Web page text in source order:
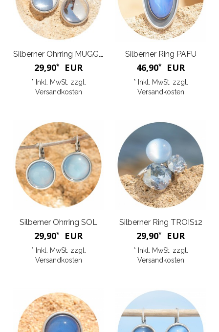
Silberner Ohrring MUGGLE
29,90* EUR
* Inkl. MwSt. zzgl.
Versandkosten
Silberner Ring PAFU
46,90* EUR
* Inkl. MwSt. zzgl.
Versandkosten
Silberner Ohrring SOL
29,90* EUR
* Inkl. MwSt. zzgl.
Versandkosten
Silberner Ring TROIS12
29,90* EUR
* Inkl. MwSt. zzgl.
Versandkosten